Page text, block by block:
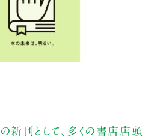
の新刊として、多くの書店店頭